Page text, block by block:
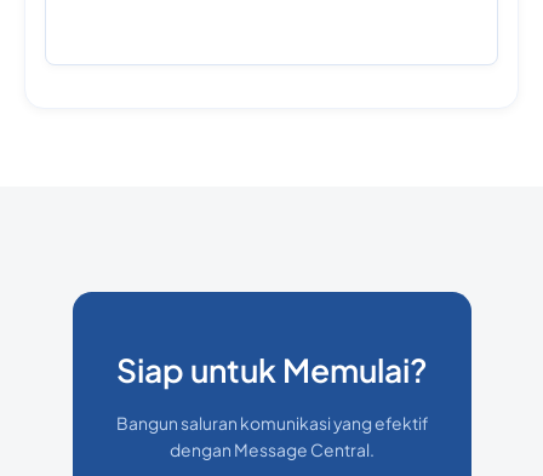
Siap untuk Memulai?
Bangun saluran komunikasi yang efektif
dengan Message Central.